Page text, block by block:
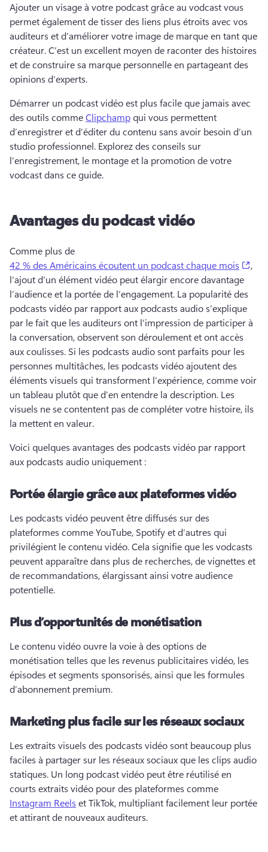
Ajouter un visage à votre podcast grâce au vodcast vous
permet également de tisser des liens plus étroits avec vos
auditeurs et d’améliorer votre image de marque en tant que
créateur. C’est un excellent moyen de raconter des histoires
et de construire sa marque personnelle en partageant des
opinions d’experts.
Démarrer un podcast vidéo est plus facile que jamais avec
des outils comme Clipchamp qui vous permettent
d’enregistrer et d’éditer du contenu sans avoir besoin d’un
studio professionnel. Explorez des conseils sur
l’enregistrement, le montage et la promotion de votre
vodcast dans ce guide.
Avantages du podcast vidéo
Comme plus de
42 % des Américains écoutent un podcast chaque mois
,
l’ajout d’un élément vidéo peut élargir encore davantage
l’audience et la portée de l’engagement. La popularité des
podcasts vidéo par rapport aux podcasts audio s’explique
par le fait que les auditeurs ont l’impression de participer à
la conversation, observent son déroulement et ont accès
aux coulisses. Si les podcasts audio sont parfaits pour les
personnes multitâches, les podcasts vidéo ajoutent des
éléments visuels qui transforment l’expérience, comme voir
un tableau plutôt que d’en entendre la description. Les
visuels ne se contentent pas de compléter votre histoire, ils
la mettent en valeur.
Voici quelques avantages des podcasts vidéo par rapport
aux podcasts audio uniquement :
Portée élargie grâce aux plateformes vidéo
Les podcasts vidéo peuvent être diffusés sur des
plateformes comme YouTube, Spotify et d’autres qui
privilégient le contenu vidéo. Cela signifie que les vodcasts
peuvent apparaître dans plus de recherches, de vignettes et
de recommandations, élargissant ainsi votre audience
potentielle.
Plus d’opportunités de monétisation
Le contenu vidéo ouvre la voie à des options de
monétisation telles que les revenus publicitaires vidéo, les
épisodes et segments sponsorisés, ainsi que les formules
d’abonnement premium.
Marketing plus facile sur les réseaux sociaux
Les extraits visuels des podcasts vidéo sont beaucoup plus
faciles à partager sur les réseaux sociaux que les clips audio
statiques. Un long podcast vidéo peut être réutilisé en
courts extraits vidéo pour des plateformes comme
Instagram Reels et TikTok, multipliant facilement leur portée
et attirant de nouveaux auditeurs.